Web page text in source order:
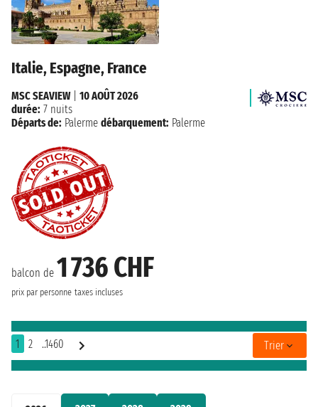
Italie, Espagne, France
balcon de 1 736 CHF
prix par personne taxes incluses
MSC SEAVIEW| 10 AOÛT 2026
durée: 7 nuits
Départs de: Palerme débarquement: Palerme
1 2 ..1460 Trier